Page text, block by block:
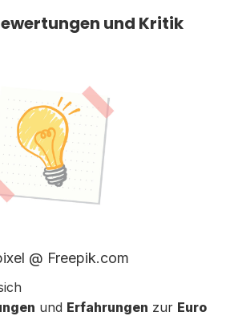
und Kritik
@ Freepik.com
und Erfahrungen zur Euro